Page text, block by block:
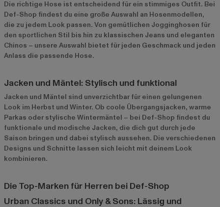
Die richtige Hose ist entscheidend für ein stimmiges Outfit. Bei
Def-Shop findest du eine große Auswahl an Hosenmodellen,
die zu jedem Look passen. Von gemütlichen Jogginghosen für
den sportlichen Stil bis hin zu klassischen Jeans und eleganten
Chinos – unsere Auswahl bietet für jeden Geschmack und jeden
Anlass die passende Hose.
Jacken und Mäntel: Stylisch und funktional
Jacken und Mäntel sind unverzichtbar für einen gelungenen
Look im Herbst und Winter. Ob coole Übergangsjacken, warme
Parkas oder stylische Wintermäntel – bei Def-Shop findest du
funktionale und modische Jacken, die dich gut durch jede
Saison bringen und dabei stylisch aussehen. Die verschiedenen
Designs und Schnitte lassen sich leicht mit deinem Look
kombinieren.
Die Top-Marken für Herren bei Def-Shop
Urban Classics und Only & Sons: Lässig und